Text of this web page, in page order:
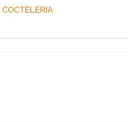
COCTELERIA